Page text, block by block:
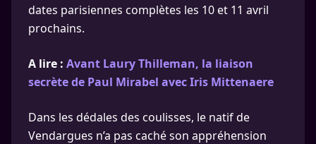
dates parisiennes complètes les 10 et 11 avril
prochains.
A lire : Avant Laury Thilleman, la liaison
secrète de Paul Mirabel avec Iris Mittenaere
Dans les dédales des coulisses, le natif de
Vendargues n’a pas caché son appréhension